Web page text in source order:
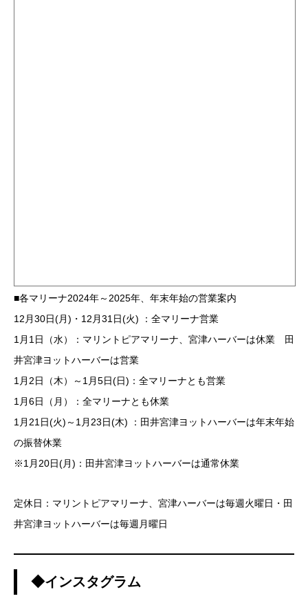
■各マリーナ2024年～2025年、年末年始の営業案内
12月30日(月)・12月31日(火) ：全マリーナ営業
1月1日（水）：マリントピアマリーナ、宮津ハーバーは休業 田
井宮津ヨットハーバーは営業
1月2日（木）～1月5日(日)：全マリーナとも営業
1月6日（月）：全マリーナとも休業
1月21日(火)～1月23日(木) ：田井宮津ヨットハーバーは年末年始
の振替休業
※1月20日(月)：田井宮津ヨットハーバーは通常休業
定休日：マリントピアマリーナ、宮津ハーバーは毎週火曜日・田
井宮津ヨットハーバーは毎週月曜日
◆インスタグラム